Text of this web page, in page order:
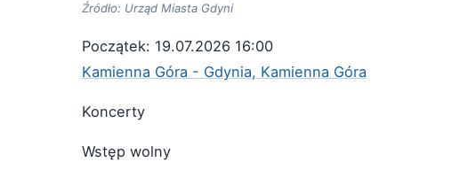
Źródło: Urząd Miasta Gdyni
Początek: 19.07.2026 16:00
Kamienna Góra - Gdynia, Kamienna Góra
Koncerty
Wstęp wolny